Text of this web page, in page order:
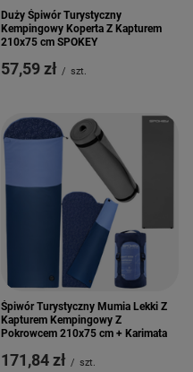
Duży Śpiwór Turystyczny
Kempingowy Koperta Z Kapturem
210x75 cm SPOKEY
57,59 zł / szt.
Śpiwór Turystyczny Mumia Lekki Z
Kapturem Kempingowy Z
Pokrowcem 210x75 cm + Karimata
171,84 zł / szt.